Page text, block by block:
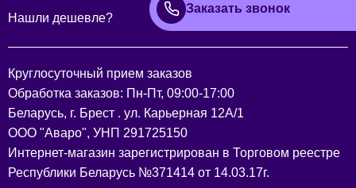
Нашли дешевле?
Заказать звонок
Круглосуточный прием заказов
Обработка заказов: Пн-Пт, 09:00-17:00
Беларусь, г. Брест . ул. Карьерная 12А/1
ООО "Аваро", УНП 291725150
Интернет-магазин зарегистрирован в Торговом реестре
Республики Беларусь №371414 от 14.03.17г.